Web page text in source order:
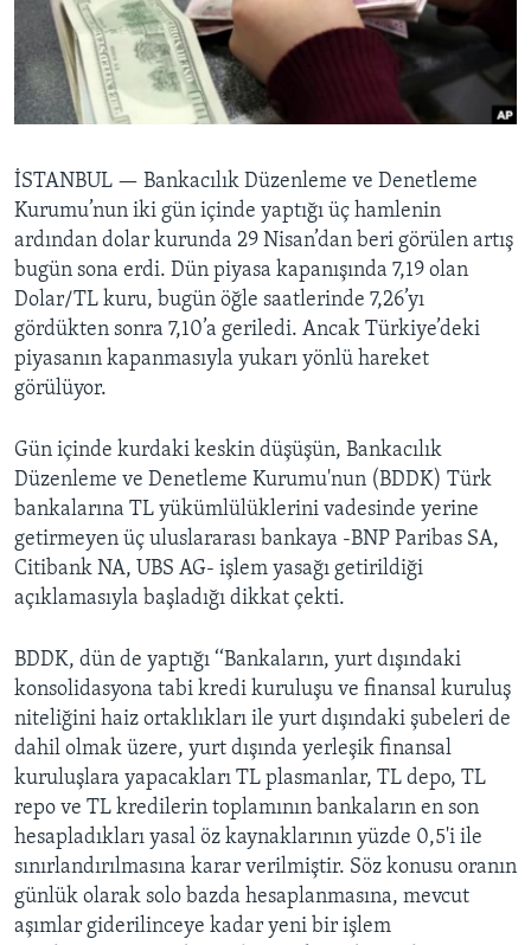
HAYATTAN
SANAT
BIZI TAKIP EDIN
Diller
İSTANBUL — Bankacılık Düzenleme ve Denetleme
Kurumu’nun iki gün içinde yaptığı üç hamlenin
ardından dolar kurunda 29 Nisan’dan beri görülen artış
bugün sona erdi. Dün piyasa kapanışında 7,19 olan
Dolar/TL kuru, bugün öğle saatlerinde 7,26’yı
gördükten sonra 7,10’a geriledi. Ancak Türkiye’deki
piyasanın kapanmasıyla yukarı yönlü hareket
görülüyor.
Gün içinde kurdaki keskin düşüşün, Bankacılık
Düzenleme ve Denetleme Kurumu'nun (BDDK) Türk
bankalarına TL yükümlülüklerini vadesinde yerine
getirmeyen üç uluslararası bankaya -BNP Paribas SA,
Citibank NA, UBS AG- işlem yasağı getirildiği
açıklamasıyla başladığı dikkat çekti.
BDDK, dün de yaptığı ‘‘Bankaların, yurt dışındaki
konsolidasyona tabi kredi kuruluşu ve finansal kuruluş
niteliğini haiz ortaklıkları ile yurt dışındaki şubeleri de
dahil olmak üzere, yurt dışında yerleşik finansal
kuruluşlara yapacakları TL plasmanlar, TL depo, TL
repo ve TL kredilerin toplamının bankaların en son
hesapladıkları yasal öz kaynaklarının yüzde 0,5'i ile
sınırlandırılmasına karar verilmiştir. Söz konusu oranın
günlük olarak solo bazda hesaplanmasına, mevcut
aşımlar giderilinceye kadar yeni bir işlem